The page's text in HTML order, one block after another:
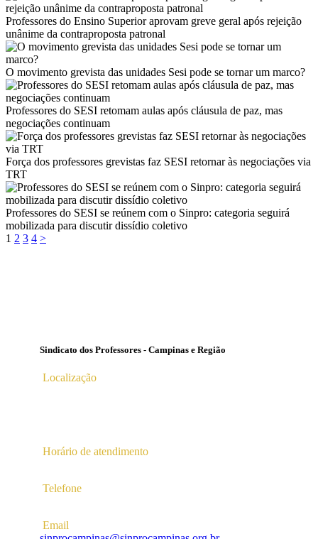
Professores do Ensino Superior aprovam greve geral após rejeição
unânime da contraproposta patronal
O movimento grevista das unidades Sesi pode se tornar um marco?
Professores do SESI retomam aulas após cláusula de paz, mas
negociações continuam
Força dos professores grevistas faz SESI retornar às negociações via
TRT
Professores do SESI se reúnem com o Sinpro: categoria seguirá
mobilizada para discutir dissídio coletivo
Paginação
Page
1 Page
2 Page
3 Page
4 >
Sindicato dos Professores - Campinas e Região
Localização
Horário de atendimento
Telefone
Email